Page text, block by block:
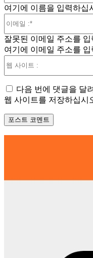
여기에 이름을 입력하십
잘못된 이메일 주소를
여기에 이메일 주소를
다음 번에 댓글을 달
웹 사이트를 저장하십시